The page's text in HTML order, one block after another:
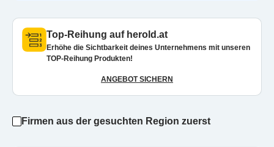
Top-Reihung auf herold.at
Erhöhe die Sichtbarkeit deines Unternehmens mit unseren
TOP-Reihung Produkten!
ANGEBOT SICHERN
Firmen aus der gesuchten Region zuerst